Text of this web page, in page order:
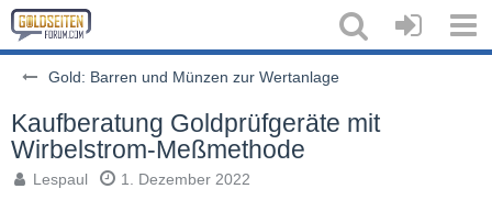
Gold: Barren und Münzen zur Wertanlage
Kaufberatung Goldprüfgeräte mit
Wirbelstrom-Meßmethode
Lespaul 1. Dezember 2022